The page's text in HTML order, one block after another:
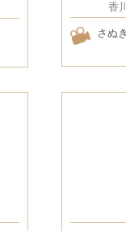
香
さぬ